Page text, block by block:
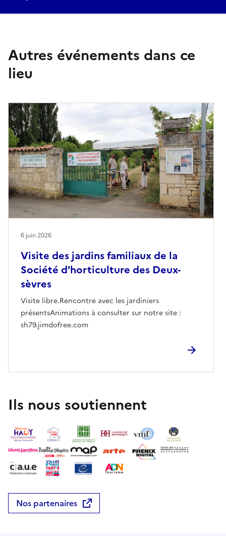
Autres événements dans ce
lieu
Visite des jardins familiaux de la
Société d'horticulture des Deux-
sèvres
Visite libre.Rencontre avec les jardiniers
présentsAnimations à consulter sur notre site :
sh79.jimdofree.com
6 juin 2026
Ils nous soutiennent
Nos partenaires